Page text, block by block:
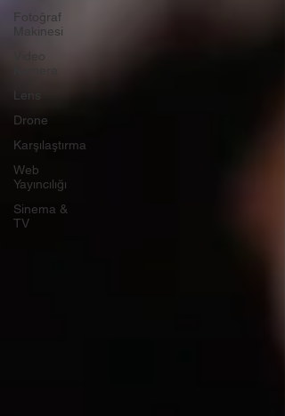
Fotoğraf
Makinesi
Video
Lens
Drone
Karşılaştırma
Web
Yayıncılığı
Sinema &
TV